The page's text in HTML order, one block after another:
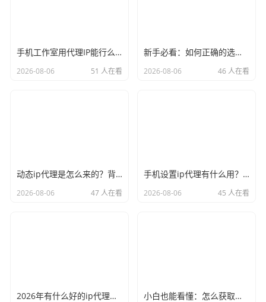
手机工作室用代理IP能行么？过来人的经验告诉你答案
2026-08-06 51 人在看
新手必看：如何正确的选择代理ip软件，别再交智商税了
2026-08-06 46 人在看
动态ip代理是怎么来的？背后的原理比你想象的精彩
2026-08-06 47 人在看
手机设置ip代理有什么用？不只是改定位那么简单
2026-08-06 45 人在看
2026年有什么好的ip代理软件？亲测后我只推荐这几个 小白也能看懂：怎么获取代理ip和端口号，一步步教会你